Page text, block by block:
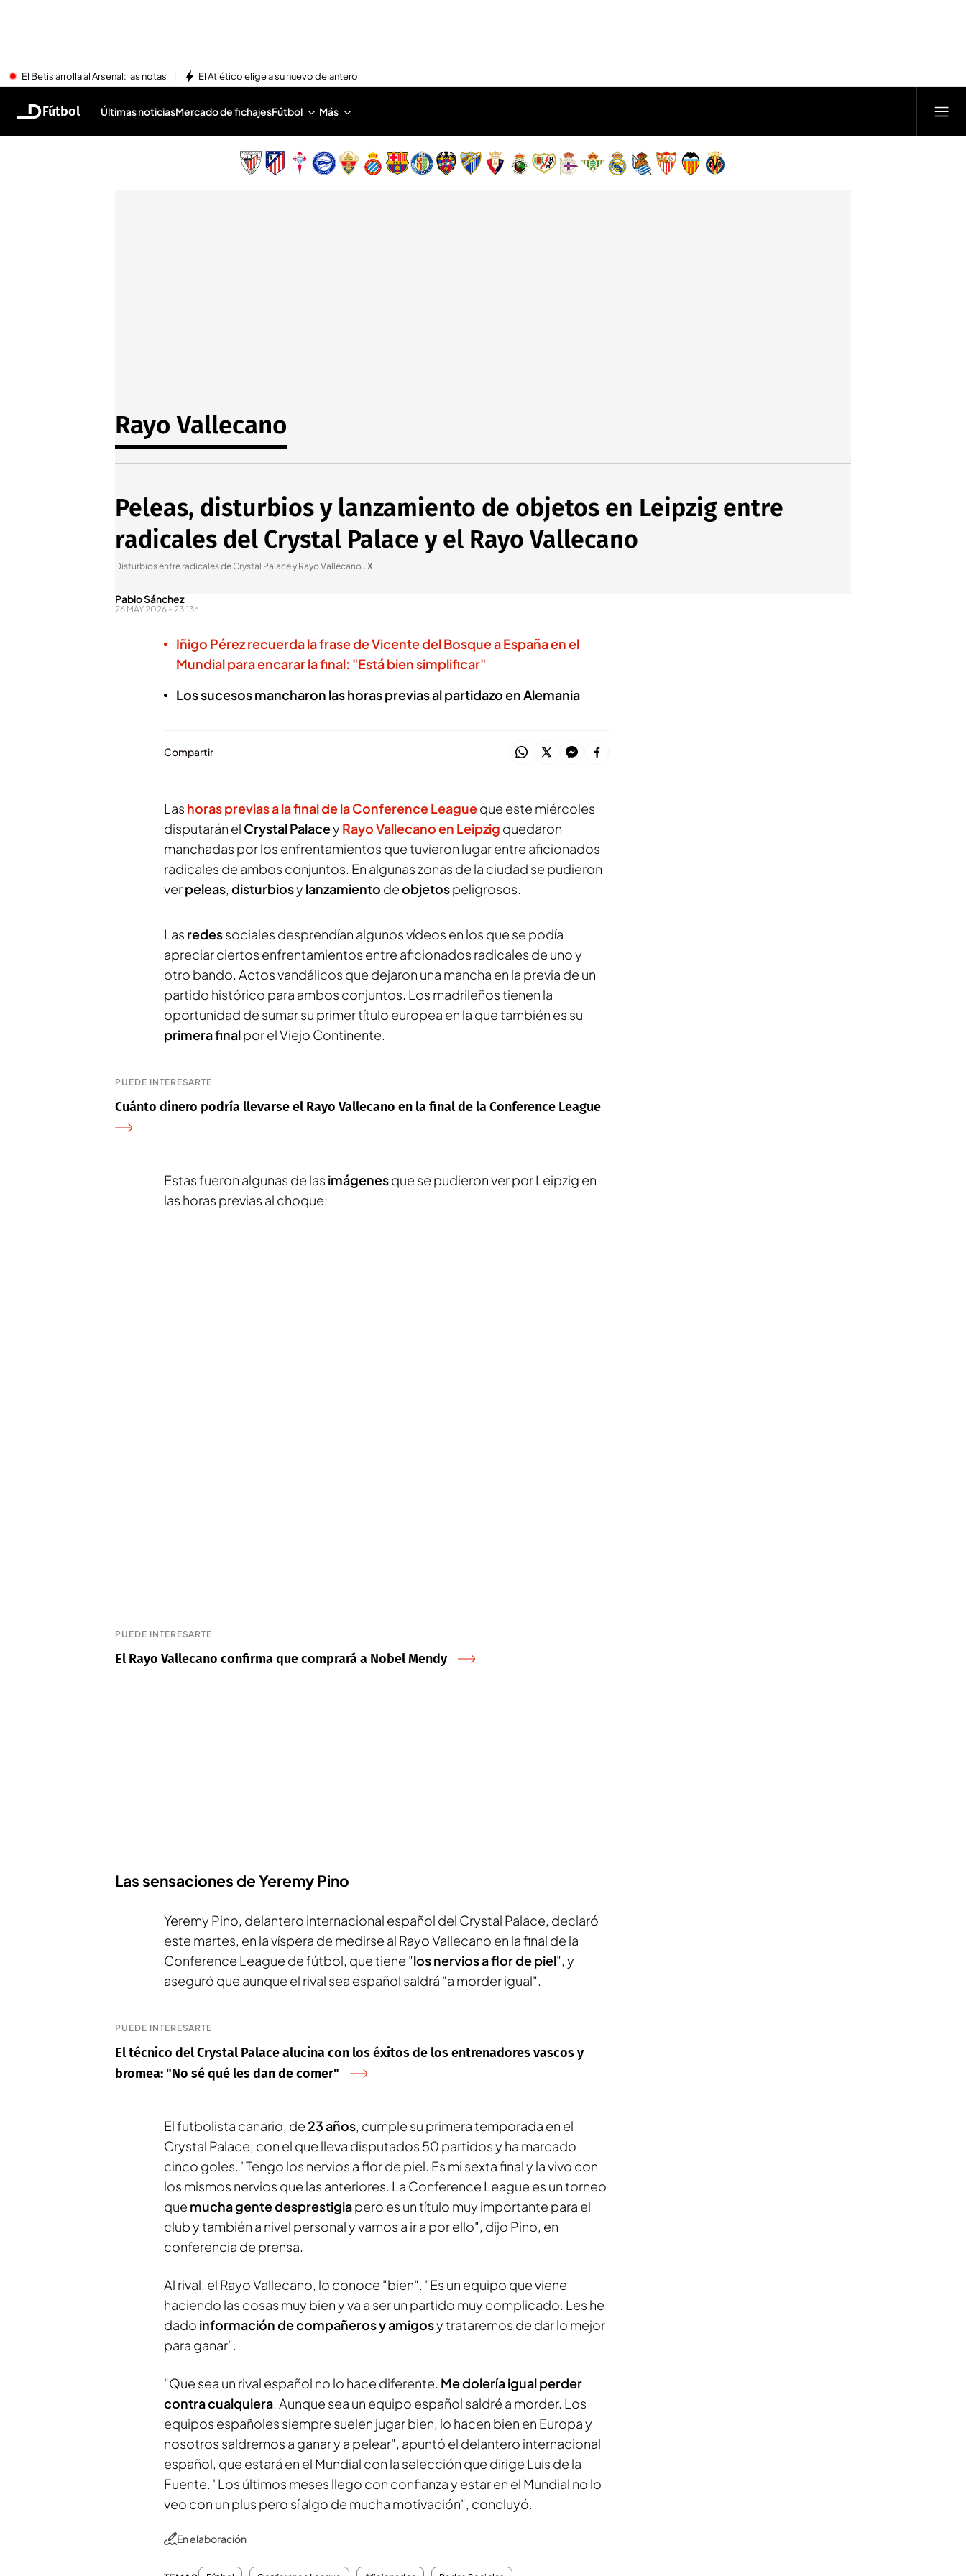
El Betis arrolla al Arsenal: las notas El Atlético elige a su nuevo delantero
Fútbol Últimas noticiasMercado de fichajesFútbol Más
Rayo Vallecano
Peleas, disturbios y lanzamiento de objetos en Leipzig entre
radicales del Crystal Palace y el Rayo Vallecano
Disturbios entre radicales de Crystal Palace y Rayo Vallecano..X
Pablo Sánchez
26 MAY 2026 - 23:13h.
Iñigo Pérez recuerda la frase de Vicente del Bosque a España en el
Mundial para encarar la final: "Está bien simplificar"
Los sucesos mancharon las horas previas al partidazo en Alemania
Compartir
Las horas previas a la final de la Conference Leagueque este miércoles
disputarán el Crystal Palacey Rayo Vallecano en Leipzig quedaron
manchadas por los enfrentamientos que tuvieron lugar entre aficionados
radicales de ambos conjuntos. En algunas zonas de la ciudad se pudieron
verpeleas, disturbiosy lanzamiento deobjetospeligrosos.
Las redessociales desprendían algunos vídeos en los que se podía
apreciar ciertos enfrentamientos entre aficionados radicales de uno y
otro bando. Actos vandálicos que dejaron una mancha en la previa de un
partido histórico para ambos conjuntos. Los madrileños tienen la
oportunidad de sumar su primer título europea en la que también es su
primera finalpor el Viejo Continente.
PUEDE INTERESARTE
Cuánto dinero podría llevarse el Rayo Vallecano en la final de la Conference League
Estas fueron algunas de las imágenesque se pudieron ver por Leipzig en
las horas previas al choque:
PUEDE INTERESARTE
El Rayo Vallecano confirma que comprará a Nobel Mendy
Las sensaciones de Yeremy Pino
Yeremy Pino, delantero internacional español del Crystal Palace, declaró
este martes, en la víspera de medirse al Rayo Vallecano en la final de la
Conference League de fútbol, que tiene "los nervios a flor de piel", y
aseguró que aunque el rival sea español saldrá "a morder igual".
PUEDE INTERESARTE
El técnico del Crystal Palace alucina con los éxitos de los entrenadores vascos y
bromea: "No sé qué les dan de comer"
El futbolista canario, de 23 años, cumple su primera temporada en el
Crystal Palace, con el que lleva disputados 50 partidos y ha marcado
cinco goles. "Tengo los nervios a flor de piel. Es mi sexta final y la vivo con
los mismos nervios que las anteriores. La Conference League es un torneo
que mucha gente desprestigiapero es un título muy importante para el
club y también a nivel personal y vamos a ir a por ello", dijo Pino, en
conferencia de prensa.
Al rival, el Rayo Vallecano, lo conoce "bien". "Es un equipo que viene
haciendo las cosas muy bien y va a ser un partido muy complicado. Les he
dado información de compañeros y amigosy trataremos de dar lo mejor
para ganar".
"Que sea un rival español no lo hace diferente. Me dolería igual perder
contra cualquiera. Aunque sea un equipo español saldré a morder. Los
equipos españoles siempre suelen jugar bien, lo hacen bien en Europa y
nosotros saldremos a ganar y a pelear", apuntó el delantero internacional
español, que estará en el Mundial con la selección que dirige Luis de la
Fuente. "Los últimos meses llego con confianza y estar en el Mundial no lo
veo con un plus pero sí algo de mucha motivación", concluyó.
En elaboración